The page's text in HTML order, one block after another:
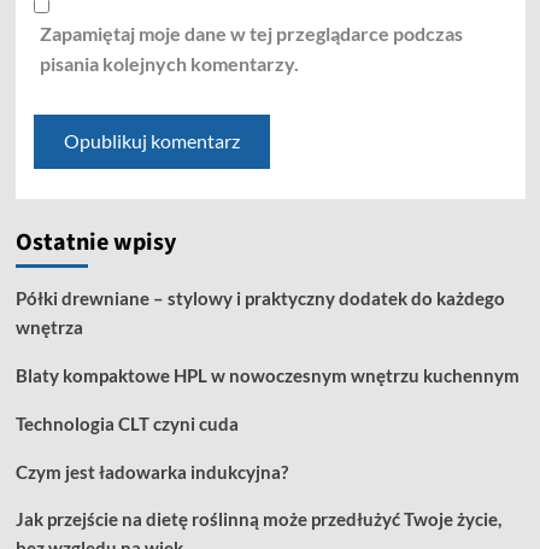
Zapamiętaj moje dane w tej przeglądarce podczas
pisania kolejnych komentarzy.
Ostatnie wpisy
Półki drewniane – stylowy i praktyczny dodatek do każdego
wnętrza
Blaty kompaktowe HPL w nowoczesnym wnętrzu kuchennym
Technologia CLT czyni cuda
Czym jest ładowarka indukcyjna?
Jak przejście na dietę roślinną może przedłużyć Twoje życie,